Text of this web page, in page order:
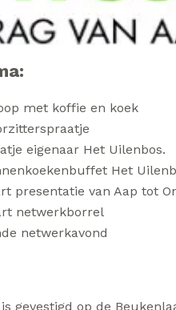
met koffie en koek
eigenaar Het Uilenbos.
Het
presentatie van Aap tot
netwerkborrel
netwerkavond
gevestigd op de